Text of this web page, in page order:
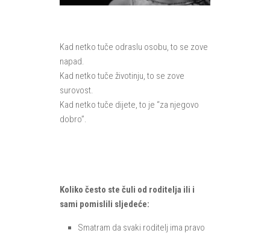
Kad netko tuče odraslu osobu, to se zove
napad.
Kad netko tuče životinju, to se zove
surovost.
Kad netko tuče dijete, to je “za njegovo
dobro”.
Koliko često ste čuli od roditelja ili i
sami pomislili sljedeće:
Smatram da svaki roditelj ima pravo